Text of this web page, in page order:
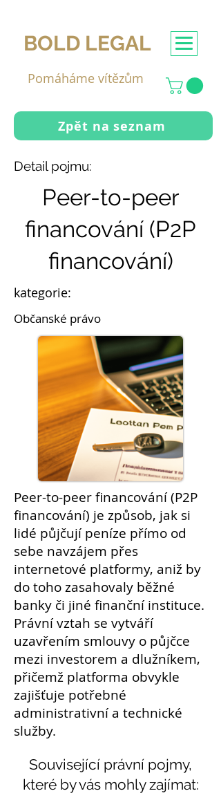
BOLD LEGAL
Pomáháme vítězům
Zpět na seznam
Detail pojmu:
Peer-to-peer
financování (P2P
financování)
kategorie:
Občanské právo
Peer-to-peer financování (P2P
financování) je způsob, jak si
lidé půjčují peníze přímo od
sebe navzájem přes
internetové platformy, aniž by
do toho zasahovaly běžné
banky či jiné finanční instituce.
Právní vztah se vytváří
uzavřením smlouvy o půjčce
mezi investorem a dlužníkem,
přičemž platforma obvykle
zajišťuje potřebné
administrativní a technické
služby.
Související právní pojmy,
které by vás mohly zajímat: